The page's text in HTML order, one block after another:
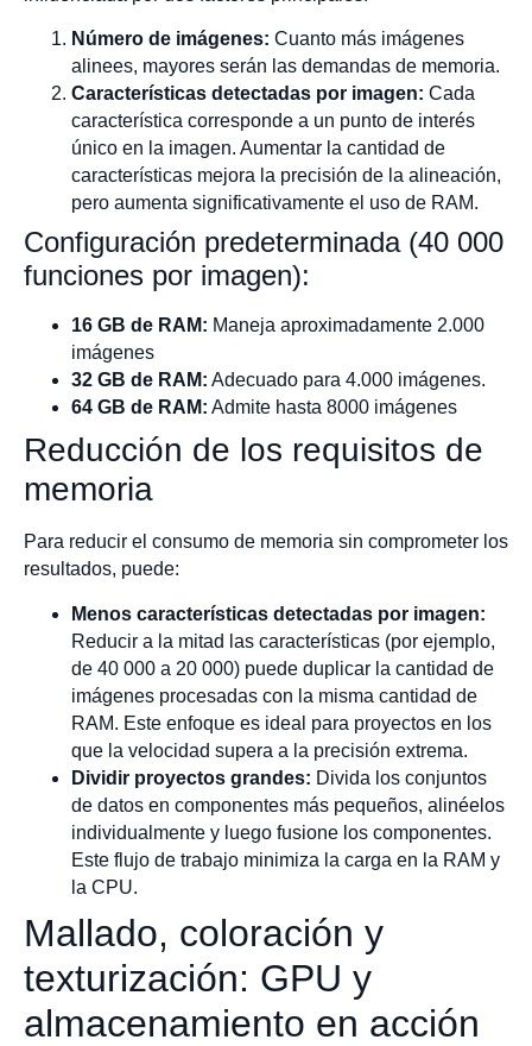
Número de imágenes: Cuanto más imágenes
alinees, mayores serán las demandas de memoria.
Características detectadas por imagen: Cada
característica corresponde a un punto de interés
único en la imagen. Aumentar la cantidad de
características mejora la precisión de la alineación,
pero aumenta significativamente el uso de RAM.
Configuración predeterminada (40 000
funciones por imagen):
16 GB de RAM: Maneja aproximadamente 2.000
imágenes
32 GB de RAM: Adecuado para 4.000 imágenes.
64 GB de RAM: Admite hasta 8000 imágenes
Reducción de los requisitos de
memoria
Para reducir el consumo de memoria sin comprometer los
resultados, puede:
Menos características detectadas por imagen:
Reducir a la mitad las características (por ejemplo,
de 40 000 a 20 000) puede duplicar la cantidad de
imágenes procesadas con la misma cantidad de
RAM. Este enfoque es ideal para proyectos en los
que la velocidad supera a la precisión extrema.
Dividir proyectos grandes: Divida los conjuntos
de datos en componentes más pequeños, alinéelos
individualmente y luego fusione los componentes.
Este flujo de trabajo minimiza la carga en la RAM y
la CPU.
Mallado, coloración y
texturización: GPU y
almacenamiento en acción